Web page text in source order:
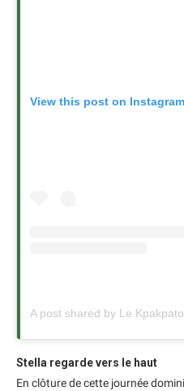
View this post on Instagram
A post shared by Le
Stella regarde vers le haut
En clôture de cette journée